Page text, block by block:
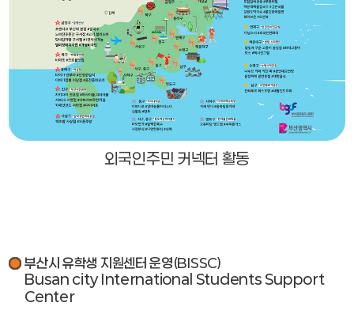
외국인주민 커넥터 활동
부산시 유학생 지원센터 운영(BISSC)
Busan city International Students Support
Center